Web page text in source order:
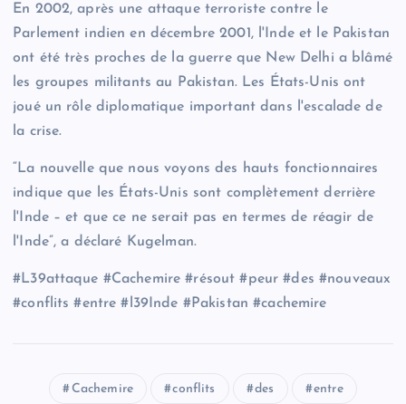
En 2002, après une attaque terroriste contre le
Parlement indien en décembre 2001, l'Inde et le Pakistan
ont été très proches de la guerre que New Delhi a blâmé
les groupes militants au Pakistan. Les États-Unis ont
joué un rôle diplomatique important dans l'escalade de
la crise.
“La nouvelle que nous voyons des hauts fonctionnaires
indique que les États-Unis sont complètement derrière
l'Inde – et que ce ne serait pas en termes de réagir de
l'Inde”, a déclaré Kugelman.
#L39attaque #Cachemire #résout #peur #des #nouveaux
#conflits #entre #l39Inde #Pakistan #cachemire
Cachemire conflits des entre